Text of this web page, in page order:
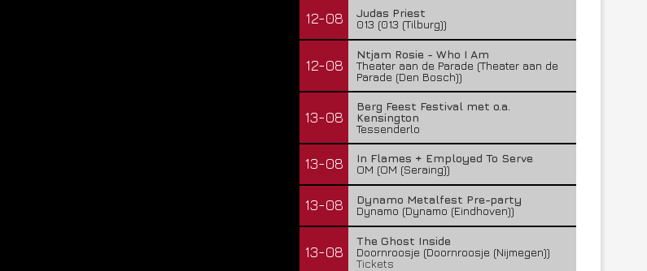
12-08
Judas Priest
013 (013 (Tilburg))
12-08
Ntjam Rosie - Who I Am
Theater aan de Parade (Theater aan de
Parade (Den Bosch))
13-08
Berg Feest Festival met o.a.
Kensington
Tessenderlo
13-08
In Flames + Employed To Serve
OM (OM (Seraing))
13-08
Dynamo Metalfest Pre-party
Dynamo (Dynamo (Eindhoven))
13-08
The Ghost Inside
Doornroosje (Doornroosje (Nijmegen))
Tickets